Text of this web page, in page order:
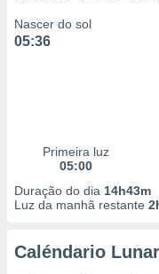
Nascer do sol
05:36
Primeira luz
05:00
Duração do dia 14h43m
Luz da manhã restante
Caléndario Lunar